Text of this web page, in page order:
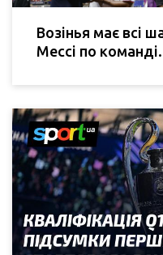
Возінья має всі
Мессі по команді.